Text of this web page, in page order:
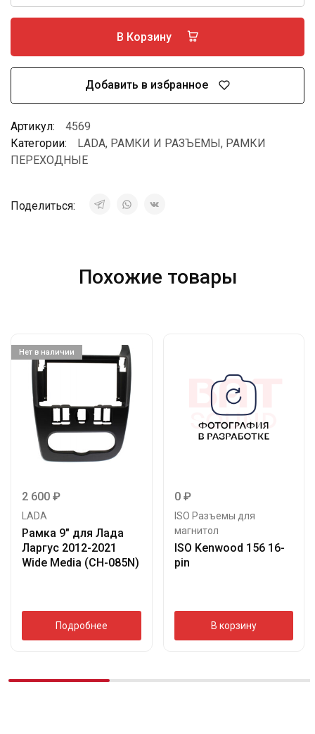
В Корзину
Добавить в избранное
Артикул:
4569
Категории:
LADA, РАМКИ И РАЗЪЕМЫ, РАМКИ
ПЕРЕХОДНЫЕ
Поделиться:
Похожие товары
Нет в наличии
2 600 ₽
LADA
Рамка 9″ для Лада
Ларгус 2012-2021
Wide Media (CH-085N)
Подробнее
0 ₽
ISO Разъемы для
магнитол
ISO Kenwood 156 16-
pin
В корзину